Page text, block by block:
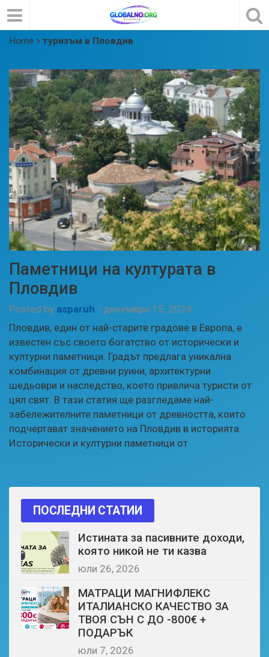
Home туризъм в Пловдив
Паметници на културата в
Пловдив
Posted by asparuh - декември 15, 2024
Пловдив, един от най-старите градове в Европа, е
известен със своето богатство от исторически и
културни паметници. Градът предлага уникална
комбинация от древни руини, архитектурни
шедьоври и наследство, което привлича туристи от
цял свят. В тази статия ще разгледаме най-
забележителните паметници от древността, които
подчертават значението на Пловдив в историята.
Исторически и културни паметници от
ПОСЛЕДНИ СТАТИИ
Истината за пасивните доходи,
която никой не ти казва
юли 26, 2026
МАТРАЦИ МАГНИФЛЕКС
ИТАЛИАНСКО КАЧЕСТВО ЗА
ТВОЯ СЪН С ДО -800€ +
ПОДАРЪК
юли 7, 2026